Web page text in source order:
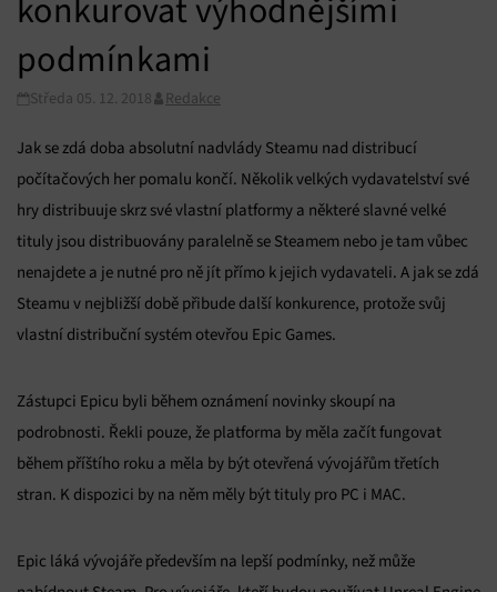
konkurovat výhodnějšími
podmínkami
Středa 05. 12. 2018 Redakce
Jak se zdá doba absolutní nadvlády Steamu nad distribucí
počítačových her pomalu končí. Několik velkých vydavatelství své
hry distribuuje skrz své vlastní platformy a některé slavné velké
tituly jsou distribuovány paralelně se Steamem nebo je tam vůbec
nenajdete a je nutné pro ně jít přímo k jejich vydavateli. A jak se zdá
Steamu v nejbližší době přibude další konkurence, protože svůj
vlastní distribuční systém otevřou Epic Games.
Zástupci Epicu byli během oznámení novinky skoupí na
podrobnosti. Řekli pouze, že platforma by měla začít fungovat
během příštího roku a měla by být otevřená vývojářům třetích
stran. K dispozici by na něm měly být tituly pro PC i MAC.
Epic láká vývojáře především na lepší podmínky, než může